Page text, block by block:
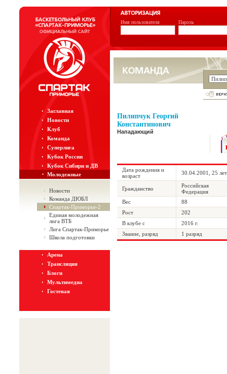
Имя пользователя Пароль
Заглавная
Новости
Клуб
Команда
Суперлига
Кубок России
Кубок Сибири и ДВ
Молодежные
Новости
Команда ДЮБЛ
Спартак-Приморье-2
Единая молодежная
лига ВТБ
Лига Спартак-Приморье
Школа подготовки
Арена
Трансляция
Блоги
Мультимедиа
Гостевая
Пилипчук Георгий
Константинович
Нападающий
Дата рождения и
возраст
30.04.2001, 25 лет
Гражданство
Российская
Федерация
Вес
88
Рост
202
В клубе с
2016 г.
Звание, разряд
1 разряд